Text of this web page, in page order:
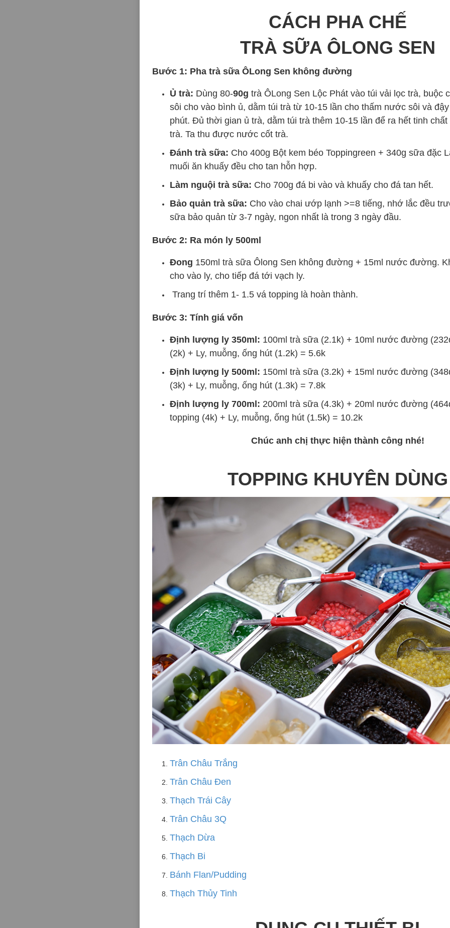
CÁCH PHA CHẾ
TRÀ SỮA ÔLONG SEN
Bước 1: Pha trà sữa ÔLong Sen không đường
Ủ trà: Dùng 80-90g trà ÔLong Sen Lộc Phát vào túi vải lọc trà, buộc
sôi cho vào bình ủ, dằm túi trà từ 10-15 lần cho thấm nước sôi và
phút. Đủ thời gian ủ trà, dằm túi trà thêm 10-15 lần để ra hết tinh
trà. Ta thu được nước cốt trà.
Đánh trà sữa: Cho 400g Bột kem béo Toppingreen + 340g sữa đặc
muối ăn khuấy đều cho tan hỗn hợp.
Làm nguội trà sữa: Cho 700g đá bi vào và khuấy cho đá tan hết.
Bảo quản trà sữa: Cho vào chai ướp lạnh >=8 tiếng, nhớ lắc đều
sữa bảo quản từ 3-7 ngày, ngon nhất là trong 3 ngày đầu.
Bước 2: Ra món ly 500ml
Đong 150ml trà sữa Ôlong Sen không đường + 15ml nước đường.
cho vào ly, cho tiếp đá tới vạch ly.
Trang trí thêm 1- 1.5 vá topping là hoàn thành.
Bước 3: Tính giá vốn
Định lượng ly 350ml: 100ml trà sữa (2.1k) + 10ml nước đường
(2k) + Ly, muỗng, ống hút (1.2k) = 5.6k
Định lượng ly 500ml: 150ml trà sữa (3.2k) + 15ml nước đường
(3k) + Ly, muỗng, ống hút (1.3k) = 7.8k
Định lượng ly 700ml: 200ml trà sữa (4.3k) + 20ml nước đường
topping (4k) + Ly, muỗng, ống hút (1.5k) = 10.2k
Chúc anh chị thực hiện thành công nhé!
TOPPING KHUYÊN DÙNG
Trân Châu Trắng
Trân Châu Đen
Thạch Trái Cây
Trân Châu 3Q
Thạch Dừa
Thạch Bi
Bánh Flan/Pudding
Thạch Thủy Tinh